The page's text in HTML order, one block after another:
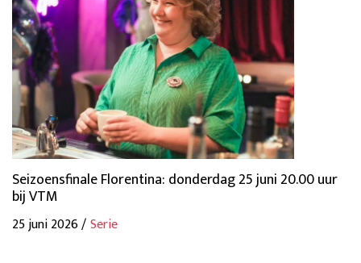
Seizoensfinale Florentina: donderdag 25 juni 20.00 uur
bij VTM
25 juni 2026 /Serie